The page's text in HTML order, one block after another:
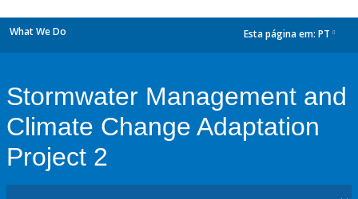
What We Do Esta página em: PT
Stormwater Management and
Climate Change Adaptation
Project 2